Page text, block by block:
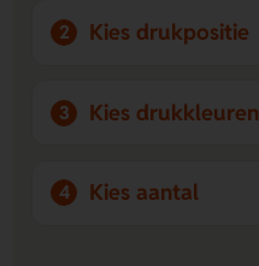
2 Kies drukpositie
3 Kies drukkleuren
4 Kies aantal